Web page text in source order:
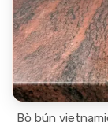
Bò bún